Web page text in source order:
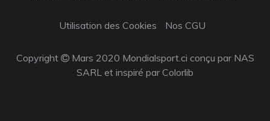
Utilisation des Cookies Nos CGU
Copyright
Mars 2020 Mondialsport.ci conçu par NAS
SARL et inspiré parColorlib